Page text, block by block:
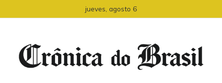
jueves, agosto 6